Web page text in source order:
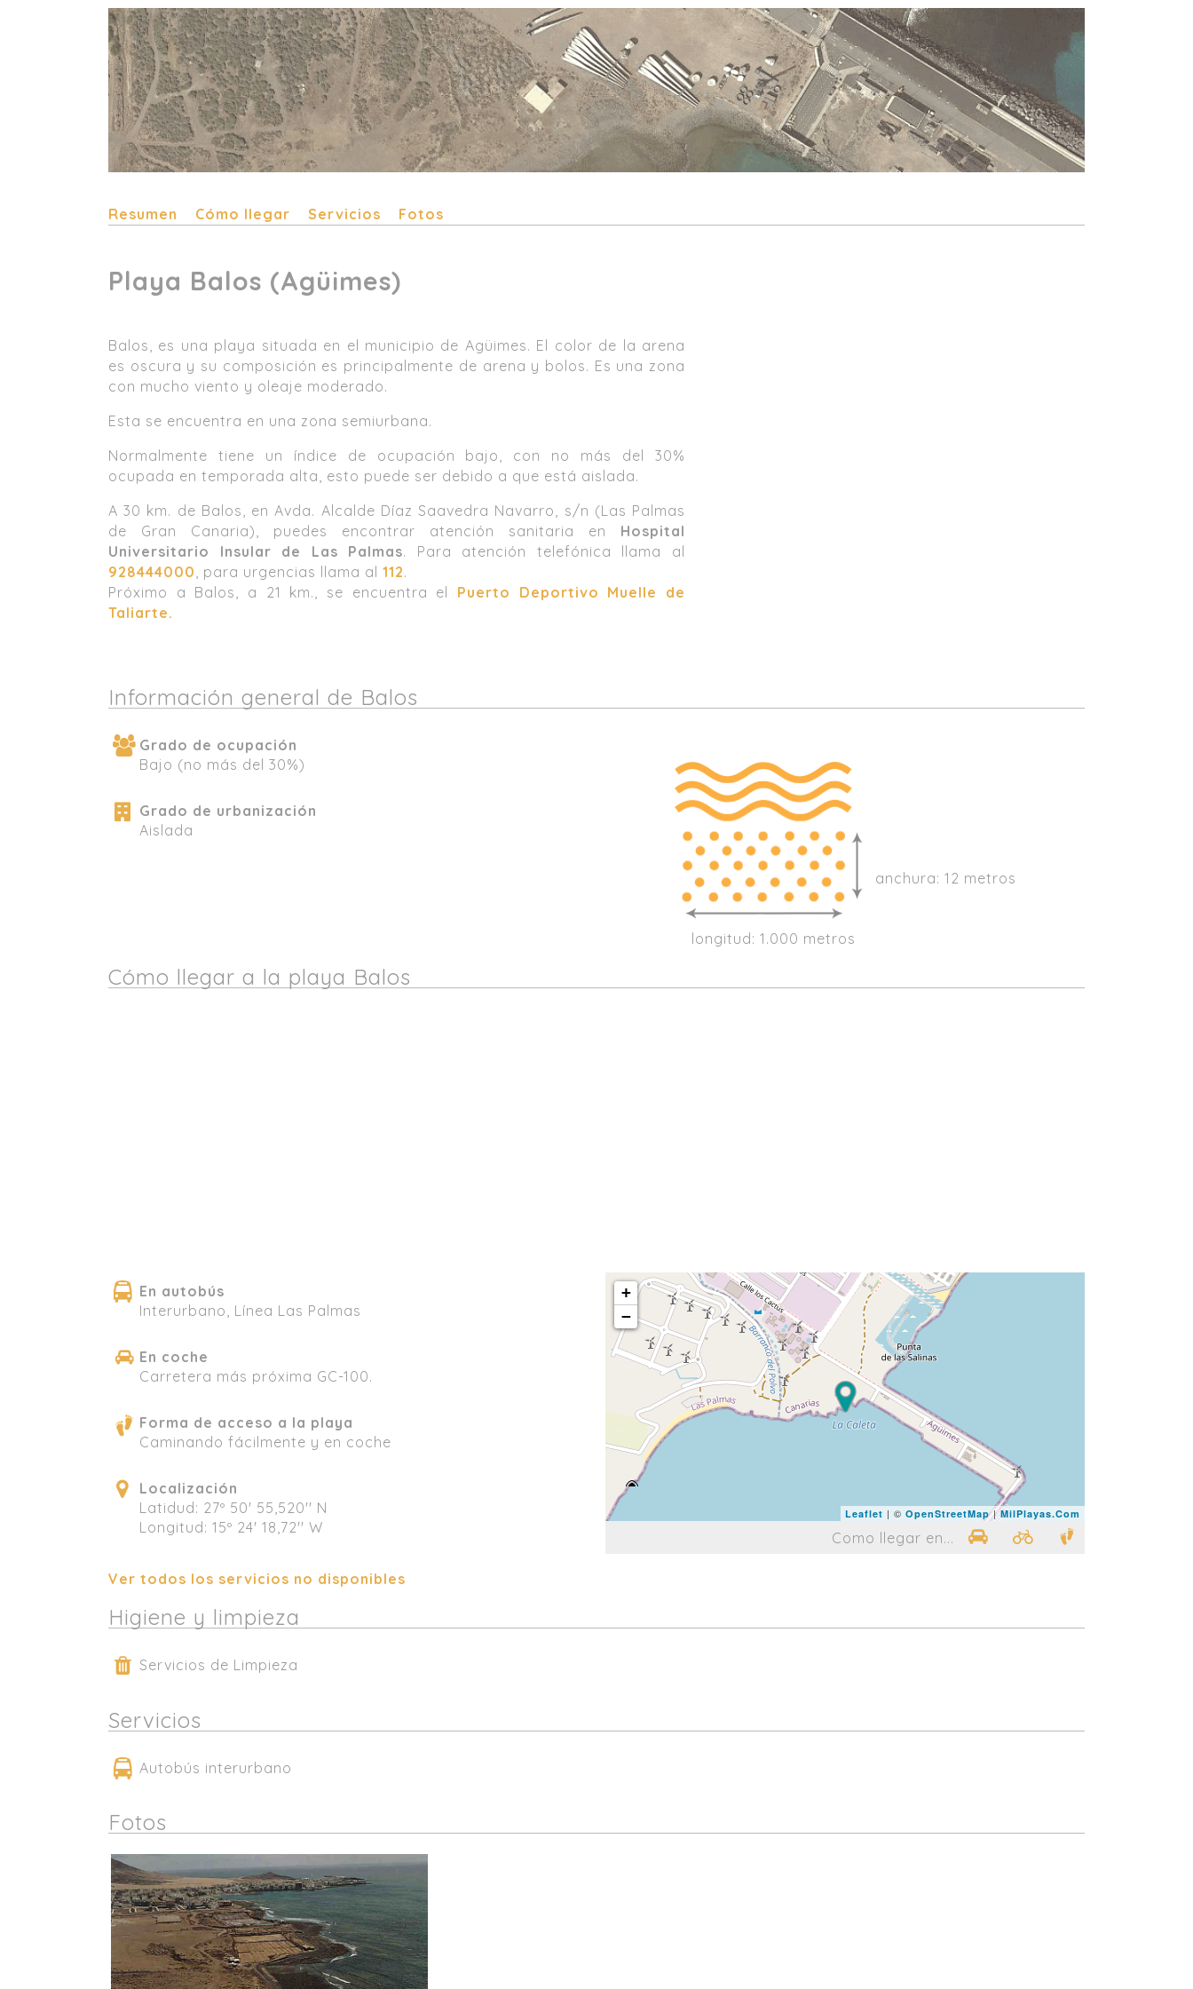
Resumen Cómo llegar Servicios Fotos
Playa Balos (Agüimes)
Balos, es una playa situada en el municipio de Agüimes. El color de la arena
es oscura y su composición es principalmente de arena y bolos. Es una zona
con mucho viento y oleaje moderado.
Esta se encuentra en una zona semiurbana.
Normalmente tiene un índice de ocupación bajo, con no más del 30%
ocupada en temporada alta, esto puede ser debido a que está aislada.
A 30 km. de Balos, en Avda. Alcalde Díaz Saavedra Navarro, s/n (Las Palmas
de Gran Canaria), puedes encontrar atención sanitaria en Hospital
Universitario Insular de Las Palmas. Para atención telefónica llama al
928444000, para urgencias llama al 112.
Próximo a Balos, a 21 km., se encuentra el Puerto Deportivo Muelle de
Taliarte.
Información general de Balos
Grado de ocupación
Bajo (no más del 30%)
Grado de urbanización
Aislada
anchura: 12 metros
longitud: 1.000 metros
Cómo llegar a la playa Balos
En autobús
Interurbano, Línea Las Palmas
En coche
Carretera más próxima GC-100.
Forma de acceso a la playa
Caminando fácilmente y en coche
Localización
Latidud: 27º 50' 55,520'' N
Longitud: 15º 24' 18,72'' W
+
−
Leaflet | © OpenStreetMap|MilPlayas.Com
Como llegar en...
Ver todos los servicios no disponibles
Higiene y limpieza
Servicios de Limpieza
Servicios
Autobús interurbano
Fotos